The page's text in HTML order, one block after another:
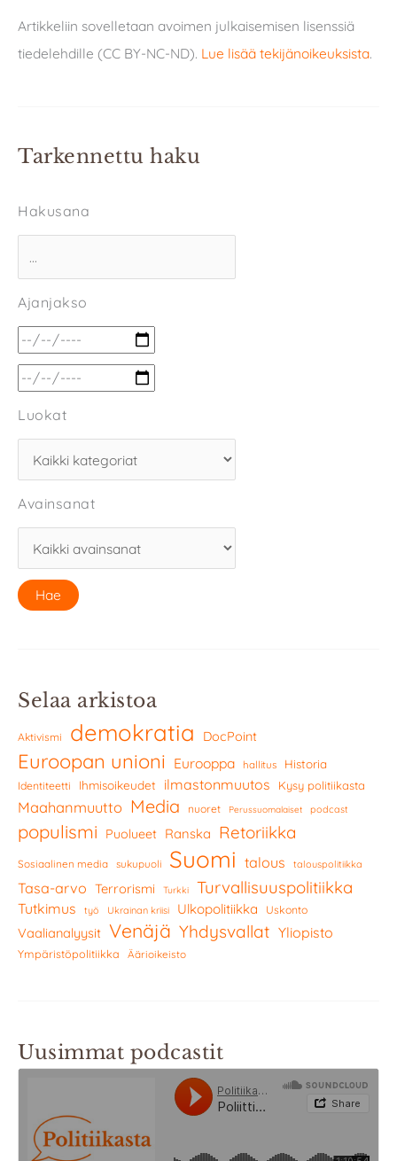
Artikkeliin sovelletaan avoimen julkaisemisen lisenssiä
tiedelehdille (CC BY-NC-ND). Lue lisää tekijänoikeuksista.
Tarkennettu haku
Hakusana
Ajanjakso
Luokat
Avainsanat
Selaa arkistoa
Aktivismi demokratia DocPoint
Euroopan unioni Eurooppa hallitus Historia
Identiteetti Ihmisoikeudet ilmastonmuutos Kysy politiikasta
Maahanmuutto Media nuoret Perussuomalaiset podcast
populismi Puolueet Ranska Retoriikka
Sosiaalinen media sukupuoli Suomi talous talouspolitiikka
Tasa-arvo Terrorismi Turkki Turvallisuuspolitiikka
Tutkimus työ Ukrainan kriisi Ulkopolitiikka Uskonto
Vaalianalyysit Venäjä Yhdysvallat Yliopisto
Ympäristöpolitiikka Äärioikeisto
Uusimmat podcastit